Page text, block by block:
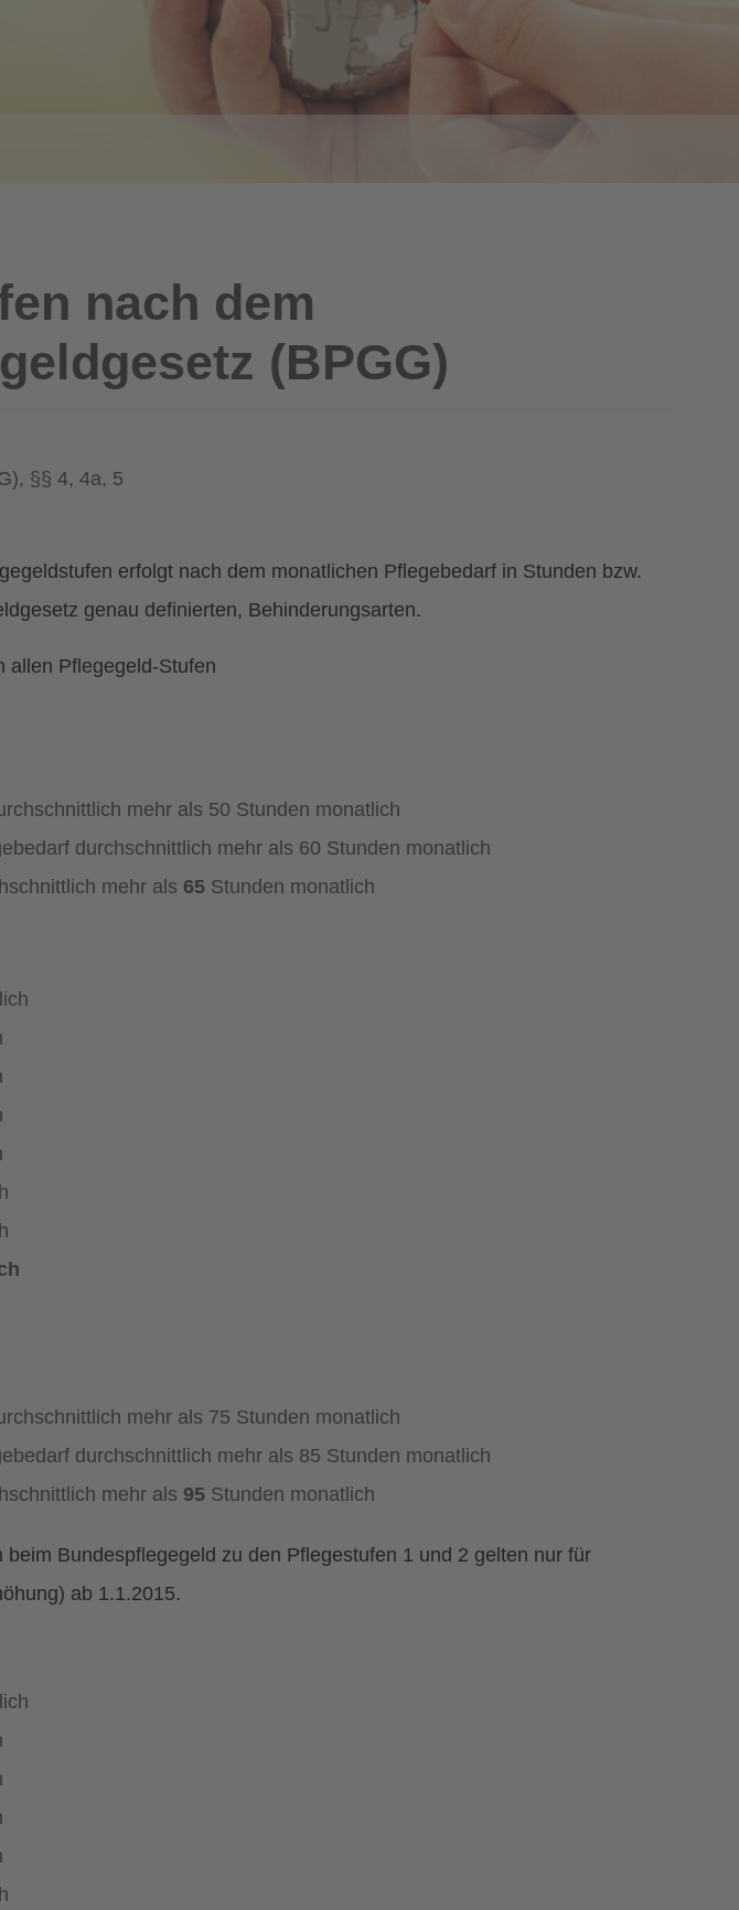
nach dem
(BPGG)
§§ 4, 4a, 5
erfolgt nach dem monatlichen Pflegebedarf in Stunden bzw.
genau definierten, Behinderungsarten.
allen Pflegegeld-Stufen
mehr als 50 Stunden monatlich
durchschnittlich mehr als 60 Stunden monatlich
mehr als 65 Stunden monatlich
mehr als 75 Stunden monatlich
durchschnittlich mehr als 85 Stunden monatlich
mehr als 95 Stunden monatlich
Bundespflegegeld zu den Pflegestufen 1 und 2 gelten nur für
ab 1.1.2015.